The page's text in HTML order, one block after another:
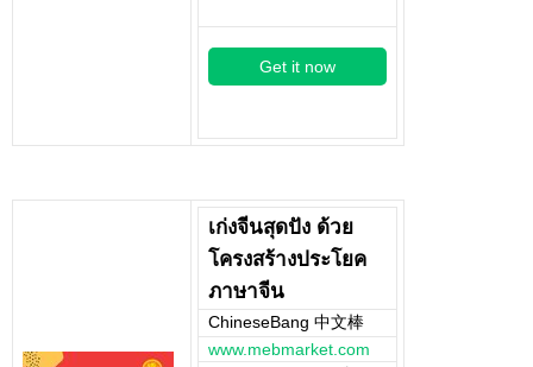
Get it now
เก่งจีนสุดปัง ด้วย
โครงสร้างประโยค
ภาษาจีน
ChineseBang 中文棒
www.mebmarket.com